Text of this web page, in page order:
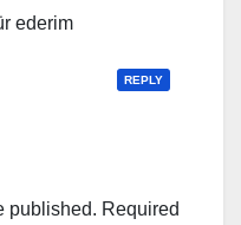
ederim
REPLY
published. Required